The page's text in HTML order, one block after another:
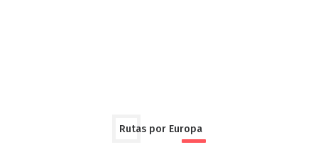
Rutas por Europa